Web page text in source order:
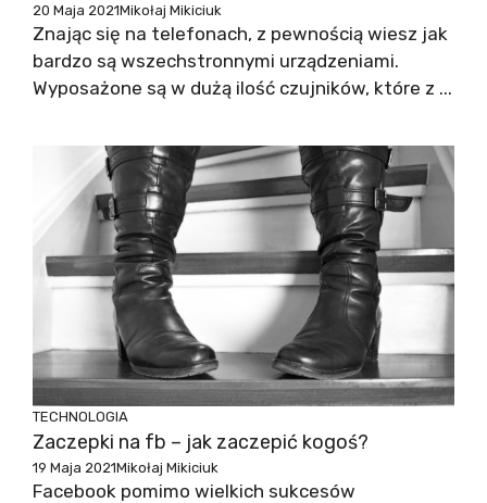
20 Maja 2021Mikołaj Mikiciuk
Znając się na telefonach, z pewnością wiesz jak
bardzo są wszechstronnymi urządzeniami.
Wyposażone są w dużą ilość czujników, które z ...
TECHNOLOGIA
Zaczepki na fb – jak zaczepić kogoś?
19 Maja 2021Mikołaj Mikiciuk
Facebook pomimo wielkich sukcesów